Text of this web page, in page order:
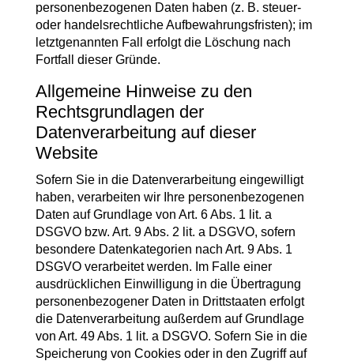
personenbezogenen Daten haben (z. B. steuer-
oder handelsrechtliche Aufbewahrungsfristen); im
letztgenannten Fall erfolgt die Löschung nach
Fortfall dieser Gründe.
Allgemeine Hinweise zu den
Rechtsgrundlagen der
Datenverarbeitung auf dieser
Website
Sofern Sie in die Datenverarbeitung eingewilligt
haben, verarbeiten wir Ihre personenbezogenen
Daten auf Grundlage von Art. 6 Abs. 1 lit. a
DSGVO bzw. Art. 9 Abs. 2 lit. a DSGVO, sofern
besondere Datenkategorien nach Art. 9 Abs. 1
DSGVO verarbeitet werden. Im Falle einer
ausdrücklichen Einwilligung in die Übertragung
personenbezogener Daten in Drittstaaten erfolgt
die Datenverarbeitung außerdem auf Grundlage
von Art. 49 Abs. 1 lit. a DSGVO. Sofern Sie in die
Speicherung von Cookies oder in den Zugriff auf